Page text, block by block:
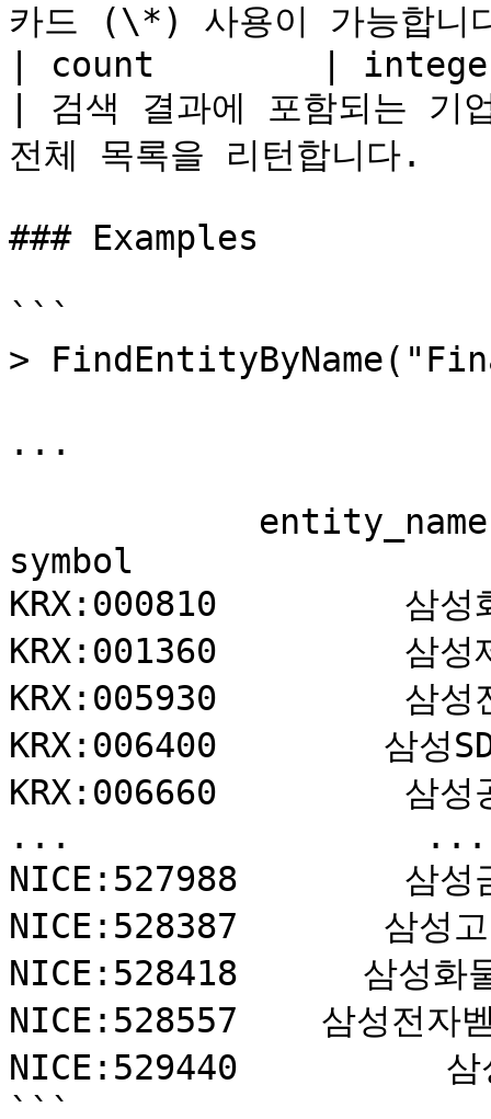
카드 (\*) 사용이 가능
| count        |
| 검색 결과에 포함되는 기
전체 목록을 리턴합니
### Examples
```
>
...
symbol
KRX:000810         삼성
KRX:001360         삼성
KRX:005930         삼성
KRX:006400        삼성
KRX:006660         삼성
...                 ...
NICE:527988        삼성
NICE:528387       삼성고
NICE:528418      삼성화
NICE:528557    삼성전자
NICE:529440          삼